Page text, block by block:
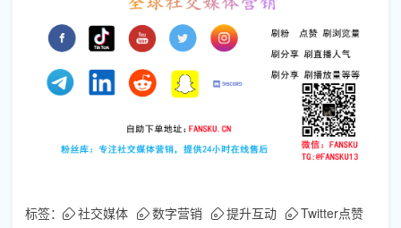
标签： 社交媒体 数字营销 提升互动
Twitter点赞